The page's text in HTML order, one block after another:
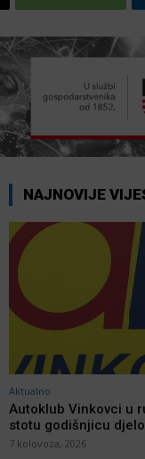
NAJNOVIJE
Aktualno
Autoklub Vinkovci u
stotu godišnjicu
7 kolovoza, 2026